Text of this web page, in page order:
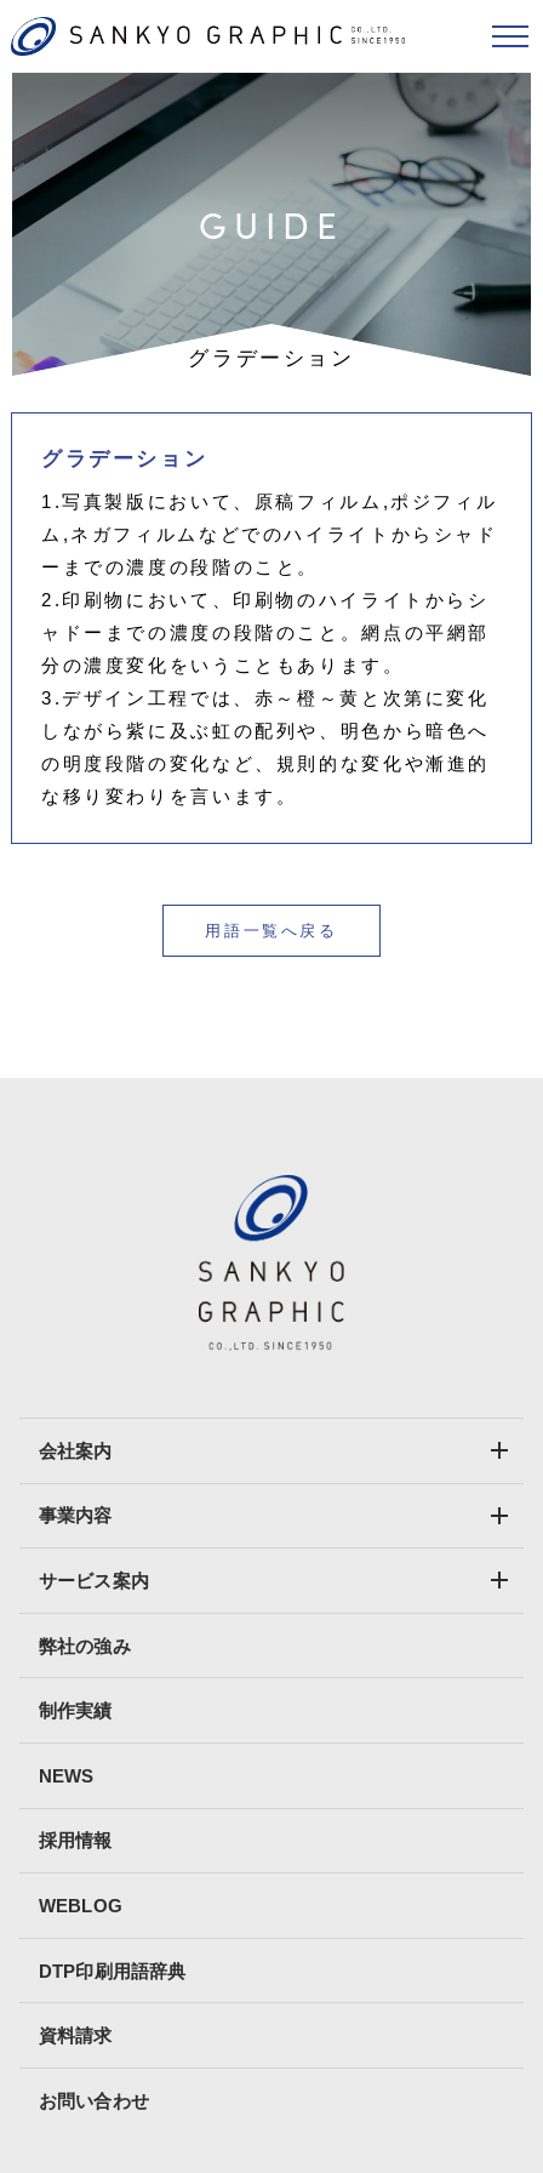
GUIDE
グラデーション
グラデーション
1.写真製版において、原稿フィルム,ポジフィル
ム,ネガフィルムなどでのハイライトからシャド
ーまでの濃度の段階のこと。
2.印刷物において、印刷物のハイライトからシ
ャドーまでの濃度の段階のこと。網点の平網部
分の濃度変化をいうこともあります。
3.デザイン工程では、赤～橙～黄と次第に変化
しながら紫に及ぶ虹の配列や、明色から暗色へ
の明度段階の変化など、規則的な変化や漸進的
な移り変わりを言います。
用語一覧へ戻る
会社案内
事業内容
サービス案内
弊社の強み
制作実績
NEWS
採用情報
WEBLOG
DTP印刷用語辞典
資料請求
お問い合わせ